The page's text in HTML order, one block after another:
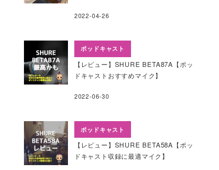
2022-04-26
ポッドキャスト
【レビュー】SHURE BETA87A【ポッ
ドキャストおすすめマイク】
2022-06-30
ポッドキャスト
【レビュー】SHURE BETA58A【ポッ
ドキャスト収録に最適マイク】